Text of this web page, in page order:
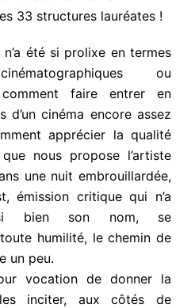
33 structures lauréates !
été si prolixe en termes
ou
comment faire entrer en
d’un cinéma encore assez
apprécier la qualité
nous propose l’artiste
une nuit embrouillardée,
émission critique qui n’a
bien son nom, se
humilité, le chemin de
un peu.
vocation de donner la
inciter, aux côtés de